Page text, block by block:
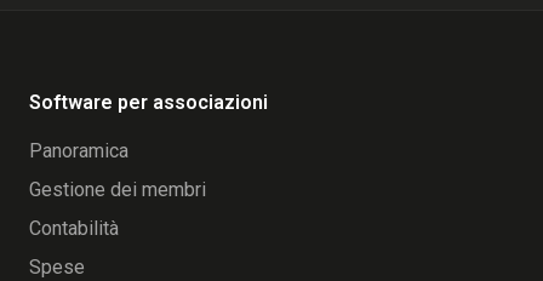
Software per associazioni
Panoramica
Gestione dei membri
Contabilità
Spese